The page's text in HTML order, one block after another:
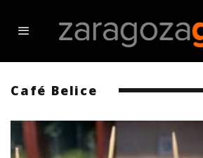
Café Belice